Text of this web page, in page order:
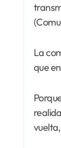
La
que